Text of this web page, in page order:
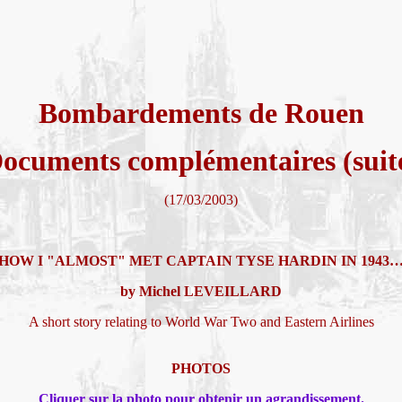
Bombardements de Rouen
complémentaires
(17/03/2003)
I "ALMOST" MET CAPTAIN TYSE HARDIN IN
by Michel LEVEILLARD
A short story relating to World War Two and Eastern Airlines
PHOTOS
Cliquer sur la photo pour obtenir un agrandissement.